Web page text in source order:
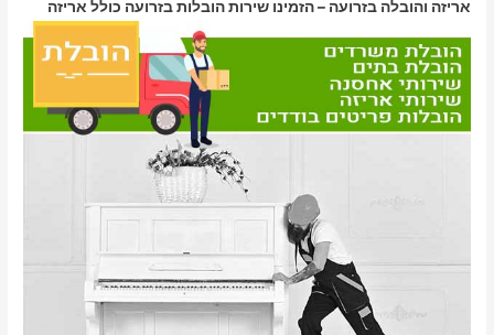
אריזה והובלה בזרועה – הזמינו שירות הובלות בזרועה כולל אריזה